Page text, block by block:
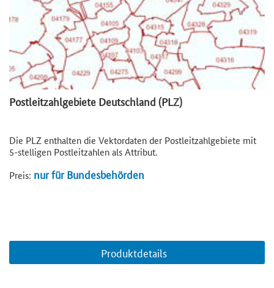
Postleitzahlgebiete Deutschland (PLZ)
Die PLZ enthalten die Vektordaten der Postleitzahlgebiete mit
5-stelligen Postleitzahlen als Attribut.
Preis: nur für Bundesbehörden
Produktdetails